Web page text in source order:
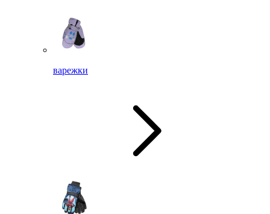
варежки